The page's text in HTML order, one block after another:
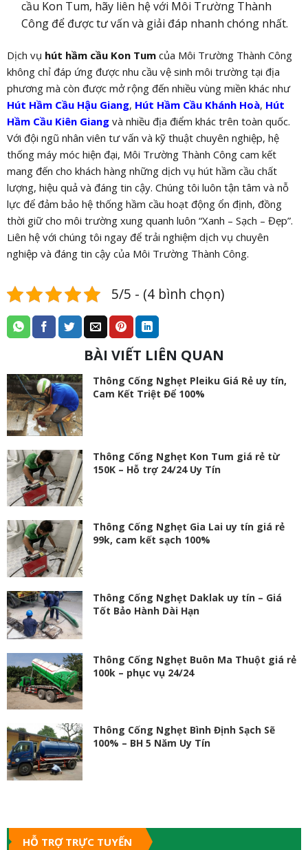
cầu Kon Tum, hãy liên hệ với Môi Trường Thành
Công để được tư vấn và giải đáp nhanh chóng nhất.
Dịch vụ hút hầm cầu Kon Tumcủa Môi Trường Thành Công
không chỉ đáp ứng được nhu cầu vệ sinh môi trường tại địa
phương mà còn được mở rộng đến nhiều vùng miền khác như
Hút Hầm Cầu Hậu Giang, Hút Hầm Cầu Khánh Hoà, Hút
Hầm Cầu Kiên Giangvà nhiều địa điểm khác trên toàn quốc.
Với đội ngũ nhân viên tư vấn và kỹ thuật chuyên nghiệp, hệ
thống máy móc hiện đại, Môi Trường Thành Công cam kết
mang đến cho khách hàng những dịch vụ hút hầm cầu chất
lượng, hiệu quả và đáng tin cậy. Chúng tôi luôn tận tâm và nỗ
lực để đảm bảo hệ thống hầm cầu hoạt động ổn định, đồng
thời giữ cho môi trường xung quanh luôn “Xanh – Sạch – Đẹp”.
Liên hệ với chúng tôi ngay để trải nghiệm dịch vụ chuyên
nghiệp và đáng tin cậy của Môi Trường Thành Công.
5/5 - (4 bình chọn)
BÀI VIẾT LIÊN QUAN
Thông Cống Nghẹt Pleiku Giá Rẻ uy tín,
Cam Kết Triệt Để 100%
Thông Cống Nghẹt Kon Tum giá rẻ từ
150K – Hỗ trợ 24/24 Uy Tín
Thông Cống Nghẹt Gia Lai uy tín giá rẻ
99k, cam kết sạch 100%
Thông Cống Nghẹt Daklak uy tín – Giá
Tốt Bảo Hành Dài Hạn
Thông Cống Nghẹt Buôn Ma Thuột giá rẻ
100k – phục vụ 24/24
Thông Cống Nghẹt Bình Định Sạch Sẽ
100% – BH 5 Năm Uy Tín
HỖ TRỢ TRỰC TUYẾN